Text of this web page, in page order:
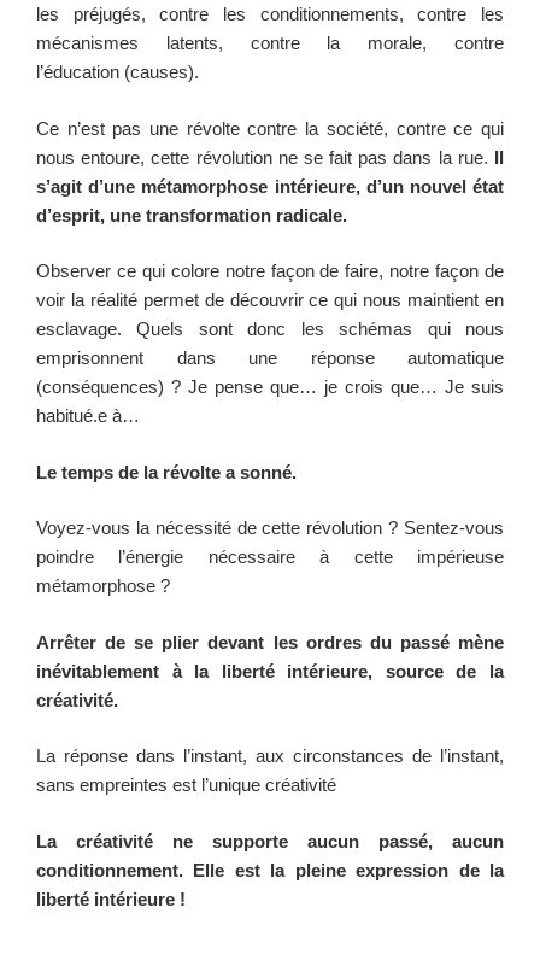
les préjugés, contre les conditionnements, contre les
mécanismes latents, contre la morale, contre
l’éducation (causes).
Ce n’est pas une révolte contre la société, contre ce qui
nous entoure, cette révolution ne se fait pas dans la rue. Il
s’agit d’une métamorphose intérieure, d’un nouvel état
d’esprit, une transformation radicale.
Observer ce qui colore notre façon de faire, notre façon de
voir la réalité permet de découvrir ce qui nous maintient en
esclavage. Quels sont donc les schémas qui nous
emprisonnent dans une réponse automatique
(conséquences) ? Je pense que… je crois que… Je suis
habitué.e à…
Le temps de la révolte a sonné.
Voyez-vous la nécessité de cette révolution ? Sentez-vous
poindre l’énergie nécessaire à cette impérieuse
métamorphose ?
Arrêter de se plier devant les ordres du passé mène
inévitablement à la liberté intérieure, source de la
créativité.
La réponse dans l’instant, aux circonstances de l’instant,
sans empreintes est l’unique créativité
La créativité ne supporte aucun passé, aucun
conditionnement. Elle est la pleine expression de la
liberté intérieure !